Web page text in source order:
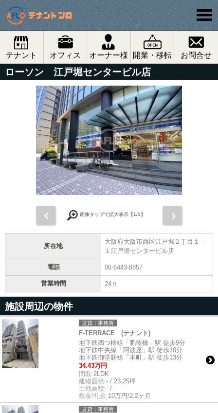
テナント オフィス オーナー様 開業・移転 お問合せ
ローソン 江戸堀センタービル店
画像タップで拡大表示【1/1】
所在地
大阪府大阪市西区江戸堀２丁目１－
１江戸堀センタービル店
電話 06-6443-8857
営業時間 24Ｈ
施設周辺の物件
賃貸｜事務所
F-TERRACE (テナント)
地下鉄四つ橋線「肥後橋」駅 徒歩9分
地下鉄中央線「阿波座」駅 徒歩10分
地下鉄御堂筋線「本町」駅 徒歩13分
34.43万円
間取:2LDK
建物面積:- / 23.25坪
土地面積:- / -
敷金/礼金:10万円/2.2ヶ月
賃貸｜事務所